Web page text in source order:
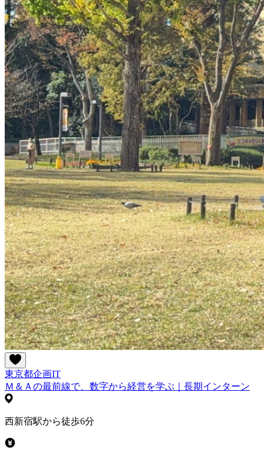
東京都企画IT
Ｍ＆Ａの最前線で、数字から経営を学ぶ｜長期インターン
西新宿駅から徒歩6分